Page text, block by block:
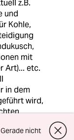
z.B.
und
Kohle,
mit
Art)... etc.
in dem
wird,
Gerade nicht